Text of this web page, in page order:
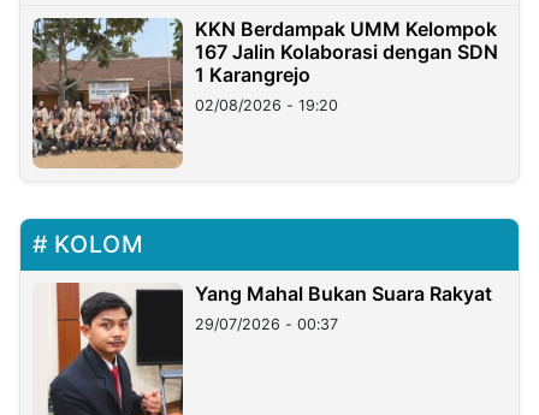
KKN Berdampak UMM Kelompok
167 Jalin Kolaborasi dengan SDN
1 Karangrejo
02/08/2026 - 19:20
KOLOM
Yang Mahal Bukan Suara Rakyat
29/07/2026 - 00:37